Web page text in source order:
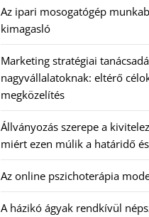
Az ipari mosogatógép
kimagasló
Marketing stratégiai
nagyvállalatoknak: eltérő
megközelítés
Állványozás szerepe a
miért ezen múlik a határidő
Az online pszichoterápia
A házikó ágyak rendkívül